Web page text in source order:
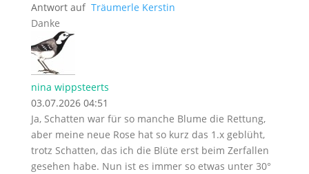
Antwort auf Träumerle Kerstin
Danke
nina wippsteerts
03.07.2026 04:51
Ja, Schatten war für so manche Blume die Rettung,
aber meine neue Rose hat so kurz das 1.x geblüht,
trotz Schatten, das ich die Blüte erst beim Zerfallen
gesehen habe. Nun ist es immer so etwas unter 30°